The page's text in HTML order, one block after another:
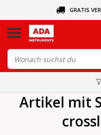
GRATIS
VANDAAG
Artikel mit